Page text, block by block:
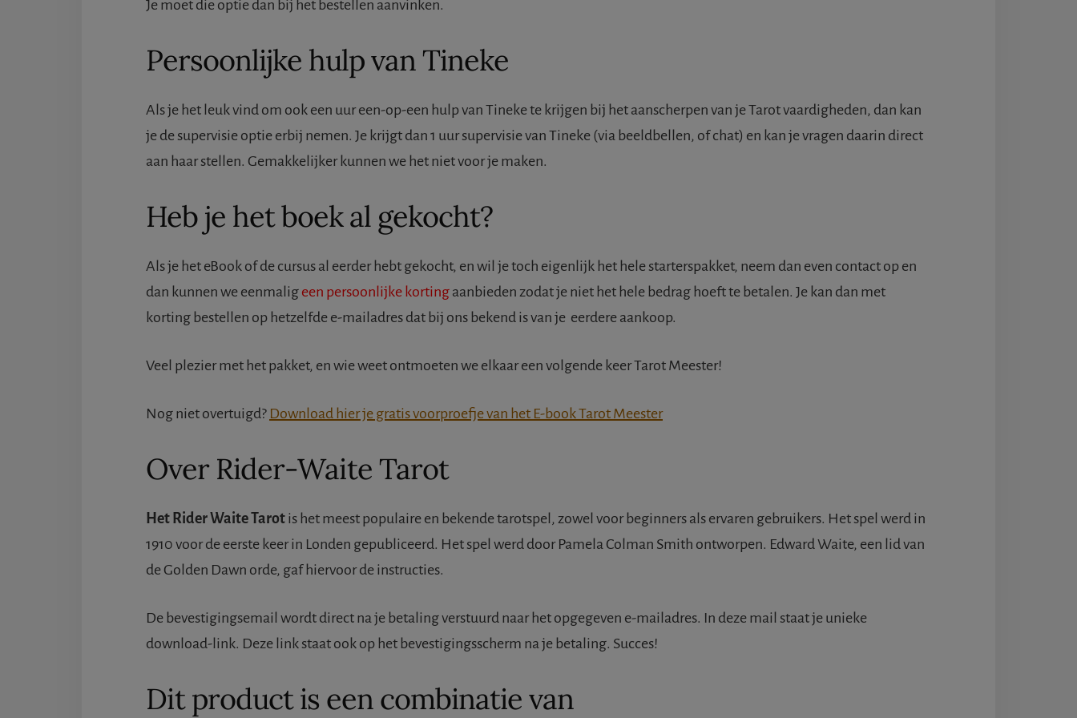
Je moet die optie dan bij het bestellen aanvinken.
Persoonlijke hulp van Tineke
Als je het leuk vind om ook een uur een-op-een hulp van Tineke te krijgen bij het aanscherpen van je Tarot vaardigheden, dan kan
je de supervisie optie erbij nemen. Je krijgt dan 1 uur supervisie van Tineke (via beeldbellen, of chat) en kan je vragen daarin direct
aan haar stellen. Gemakkelijker kunnen we het niet voor je maken.
Heb je het boek al gekocht?
Als je het eBook of de cursus al eerder hebt gekocht, en wil je toch eigenlijk het hele starterspakket, neem dan even contact op en
dan kunnen we eenmalig een persoonlijke korting aanbieden zodat je niet het hele bedrag hoeft te betalen. Je kan dan met
korting bestellen op hetzelfde e-mailadres dat bij ons bekend is van je eerdere aankoop.
Veel plezier met het pakket, en wie weet ontmoeten we elkaar een volgende keer Tarot Meester!
Nog niet overtuigd? Download hier je gratis voorproefje van het E-book Tarot Meester
Over Rider-Waite Tarot
Het Rider Waite Tarot is het meest populaire en bekende tarotspel, zowel voor beginners als ervaren gebruikers. Het spel werd in
1910 voor de eerste keer in Londen gepubliceerd. Het spel werd door Pamela Colman Smith ontworpen. Edward Waite, een lid van
de Golden Dawn orde, gaf hiervoor de instructies.
De bevestigingsemail wordt direct na je betaling verstuurd naar het opgegeven e-mailadres. In deze mail staat je unieke
download-link. Deze link staat ook op het bevestigingsscherm na je betaling. Succes!
Dit product is een combinatie van